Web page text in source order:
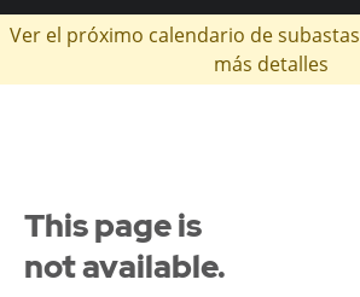
Ver el próximo calendario de subastas
más detalles
This page is
not available.